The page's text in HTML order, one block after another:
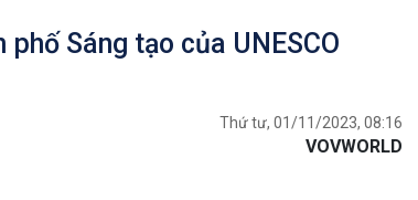
Sáng tạo của UNESCO
Thứ tư, 01/11/2023, 08:16
VOVWORLD